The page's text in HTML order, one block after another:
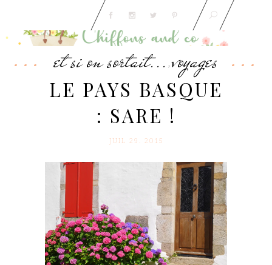
et si on sortait... ,voyages
LE PAYS BASQUE
: SARE !
JUIL 29. 2015